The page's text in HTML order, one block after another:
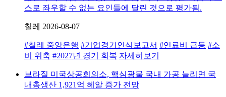
스로 좌우할 수 없는 요인들에 달린 것으로 평가됨.
칠레 2026-08-07
#칠레 중앙은행 #기업경기인식보고서 #연료비 급등 #소
비 위축 #2027년 경기 회복 자세히보기
브라질 미국상공회의소, 핵심광물 국내 가공 늘리면 국
내총생산 1,921억 헤알 증가 전망